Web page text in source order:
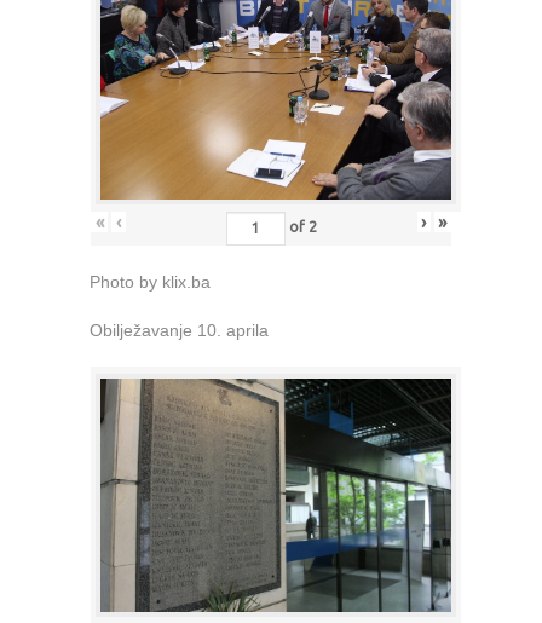
« ‹ of 2 › »
Photo by klix.ba
Obilježavanje 10. aprila